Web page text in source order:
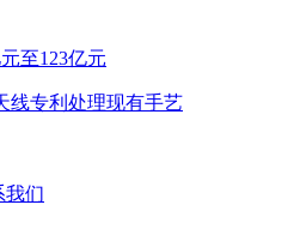
至123亿元
线专利处理现有手艺
我们